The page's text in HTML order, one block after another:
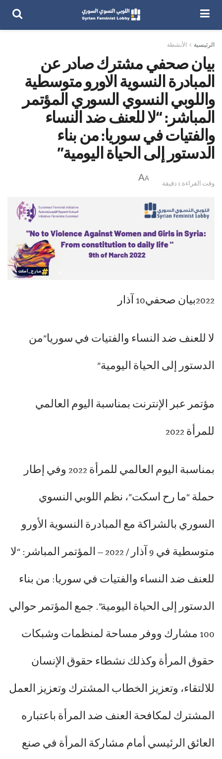
الرئيسية الأنشطة
بيان صحفي مشترك صادر عن
المبادرة النسوية الاورو متوسطية
واللوبي النسوي السوري المؤتمر
المباشر: “لا للعنف ضد النساء
والفتيات في سوريا: من بناء
الدستور إلى الحياة اليومية”
وقت القراءة:1 دقيقة
A
A
2022بيان صحفي10 آذار
لا للعنف ضد النساء والفتيات في سوريا”من
الدستور إلى الحياة اليومية”
مؤتمر عبر الإنترنت بمناسبة اليوم العالمي
للمرأة 2022
بمناسبة اليوم العالمي للمرأة 2022 وفي إطار
حملة “ما رح اسكت”، نظم اللوبي النسوي
السوري بالشراكة مع المبادرة النسوية الأورو
متوسطية في 9 آذار / 2022 – المؤتمر المباشر: “لا
للعنف ضد النساء والفتيات في سوريا: من بناء
الدستور إلى الحياة اليومية”. جمع المؤتمر حوالي
100 مشارك ووفر مساحة لمنظمات وشبكات
حقوق المرأة وكذلك نشطاء حقوق الإنسان
للالتقاء، وتعزيز الخطاب المشترك وتعزيز العمل
المشترك لمكافحة العنف ضد المرأة باعتباره
العائق الرئيسي أمام مشاركة المرأة في صنع